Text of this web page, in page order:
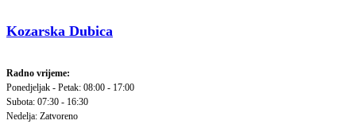
Kozarska Dubica
Radno vrijeme:
Ponedjeljak - Petak: 08:00 - 17:00
Subota: 07:30 - 16:30
Nedelja: Zatvoreno